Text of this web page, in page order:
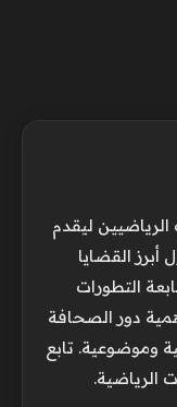
ليقدم
القضايا
التطورات
دور الصحافة
وموضوعية. تابع
الرياضية.